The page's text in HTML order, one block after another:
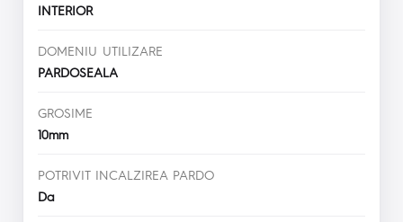
INTERIOR
DOMENIU UTILIZARE
PARDOSEALA
GROSIME
10mm
POTRIVIT INCALZIREA PARDO
Da